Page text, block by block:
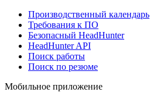
Производственный календарь
Требования к ПО
Безопасный HeadHunter
HeadHunter API
Поиск работы
Поиск по резюме
Мобильное приложение